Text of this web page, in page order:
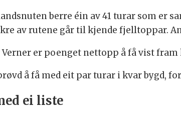
berre éin av 41 turar som er
av rutene går til kjende fjelltoppar.
er poenget nettopp å få vist
å få med eit par turar i kvar bygd,
ei liste